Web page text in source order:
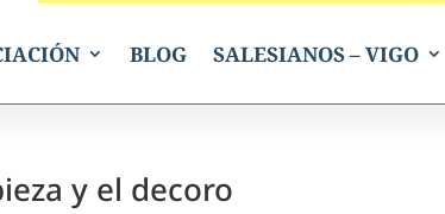
BLOG SALESIANOS – VIGO
y el decoro